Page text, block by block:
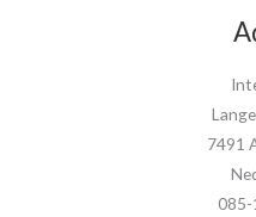
7491
085-